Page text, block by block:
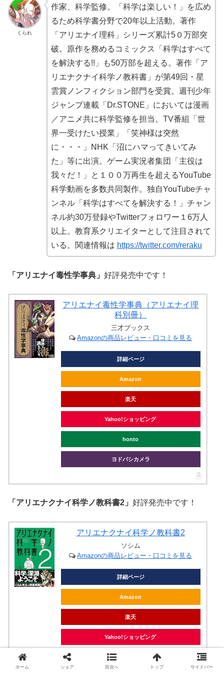
くられ
作家、科学監修。「科学は楽しい！」を広め
るため科学書分野で20年以上活動。著作
「アリエナイ理科」シリーズ累計5０万部突
破。原作を務めるコミックス「科学はすべて
を解決する!!」も50万部を超える。著作「ア
リエナクナイ科学ノ教科書」が第49回・星
雲賞ノンフィクション部門を受賞。週刊少年
ジャンプ連載「Dr.STONE」においては漫画
／アニメ共に科学監修を担当。TV番組「世
界一受けたい授業」「笑神様は突然
に・・・」NHK「沼にハマってきいてみ
た」等に出演。ゲーム実況者集団「主役は
我々だ！」と１００万再生を超えるYouTube
科学動画を多数共同製作。独自YouTubeチャ
ンネル「科学はすべてを解決する！」チャン
ネル約30万登録やTwitterフォロワー１6万人
以上。教育系クリエイターとして注目されて
いる。関連情報は https://twitter.com/reraku
「アリエナイ毒性学事典」 好評発売中です！
アリエナイ毒性学事典（アリエナイ理
科別冊）
三才ブックス
Amazonの商品レビュー・口コミを見る
詳細ページ
Amazon
楽天
Yahoo!ショッピング
honto
ヨドバシカメラ
「アリエナクナイ科学ノ教科書2」 好評発売中です！
アリエナクナイ科学ノ教科書2
ソシム
Amazonの商品レビュー・口コミを見る
詳細ページ
Amazon
楽天
Yahoo!ショッピング
ホーム シェア 目次へ トップ サイドバー